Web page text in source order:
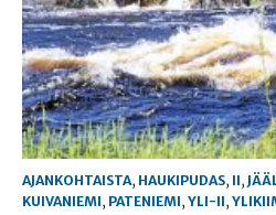
AJANKOHTAISTA, HAUKIPUDAS, II,
KUIVANIEMI, PATENIEMI, YLI-II,